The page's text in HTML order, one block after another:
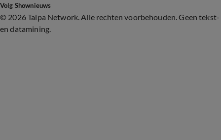
Volg Shownieuws
© 2026 Talpa Network. Alle rechten voorbehouden. Geen tekst-
en datamining.